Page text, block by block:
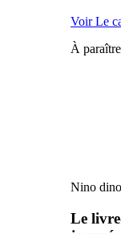
Voir Le
À paraître
Nino dino
Le